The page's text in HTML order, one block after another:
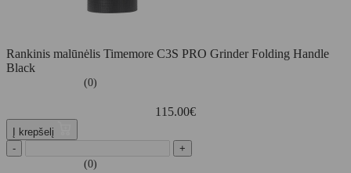
Rankinis malūnėlis Timemore C3S PRO Grinder Folding Handle
Black
(0)
115.00€
Į krepšelį
-
+
(0)